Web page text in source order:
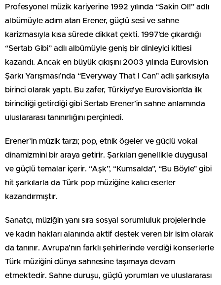
Profesyonel müzik kariyerine 1992 yılında “Sakin Ol!” adlı
albümüyle adım atan Erener, güçlü sesi ve sahne
karizmasıyla kısa sürede dikkat çekti. 1997’de çıkardığı
“Sertab Gibi” adlı albümüyle geniş bir dinleyici kitlesi
kazandı. Ancak en büyük çıkışını 2003 yılında Eurovision
Şarkı Yarışması’nda “Everyway That I Can” adlı şarkısıyla
birinci olarak yaptı. Bu zafer, Türkiye’ye Eurovision’da ilk
birinciliği getirdiği gibi Sertab Erener’in sahne anlamında
uluslararası tanınırlığını perçinledi.
Erener’in müzik tarzı; pop, etnik ögeler ve güçlü vokal
dinamizmini bir araya getirir. Şarkıları genellikle duygusal
ve güçlü temalar içerir. “Aşk”, “Kumsalda”, “Bu Böyle” gibi
hit şarkılarla da Türk pop müziğine kalıcı eserler
kazandırmıştır.
Sanatçı, müziğin yanı sıra sosyal sorumluluk projelerinde
ve kadın hakları alanında aktif destek veren bir isim olarak
da tanınır. Avrupa’nın farklı şehirlerinde verdiği konserlerle
Türk müziğini dünya sahnesine taşımaya devam
etmektedir. Sahne duruşu, güçlü yorumları ve uluslararası